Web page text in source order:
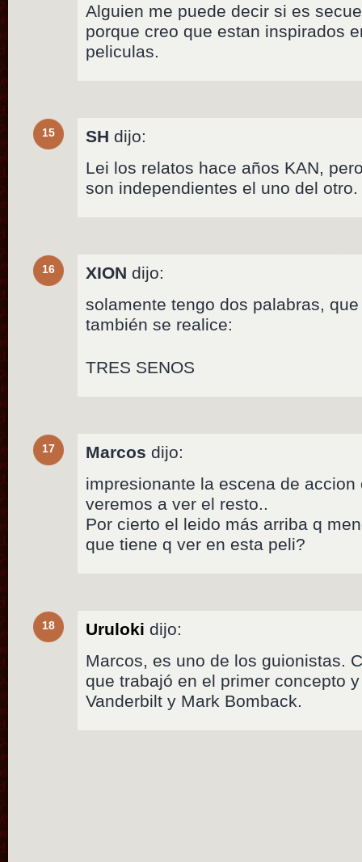
Alguien me puede decir si es
porque creo que estan inspirados
peliculas.
15 SH dijo:
Lei los relatos hace años KAN,
son independientes el uno del otro.
16 XION dijo:
solamente tengo dos palabras,
también se realice:
TRES SENOS
17 Marcos dijo:
impresionante la escena de
veremos a ver el resto..
Por cierto el leido más arriba q
que tiene q ver en esta peli?
18 Uruloki dijo:
Marcos, es uno de los guionistas.
que trabajó en el primer concepto
Vanderbilt y Mark Bomback.